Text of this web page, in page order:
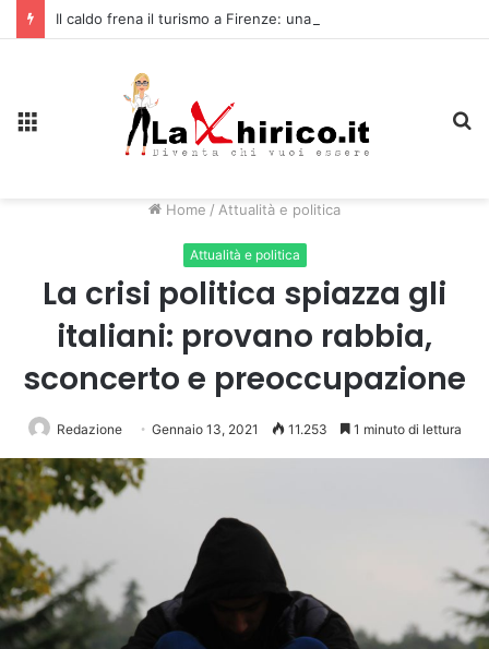
Home / Attualità e politica
Attualità e politica
La crisi politica spiazza gli
italiani: provano rabbia,
sconcerto e preoccupazione
Redazione Gennaio 13, 2021 11.253 1 minuto di lettura